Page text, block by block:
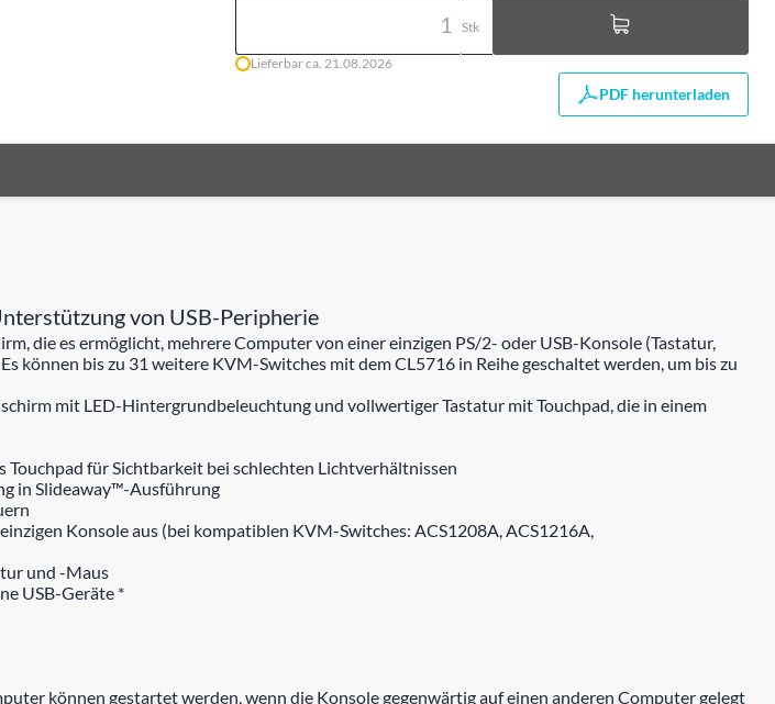
Stk
Lieferbar ca. 21.08.2026
PDF herunterladen
von USB-Peripherie
die es ermöglicht, mehrere Computer von einer einzigen PS/2- oder USB-Konsole (Tastatur,
können bis zu 31 weitere KVM-Switches mit dem CL5716 in Reihe geschaltet werden, um bis zu
mit LED-Hintergrundbeleuchtung und vollwertiger Tastatur mit Touchpad, die in einem
für Sichtbarkeit bei schlechten Lichtverhältnissen
in Slideaway™-Ausführung
Konsole aus (bei kompatiblen KVM-Switches: ACS1208A, ACS1216A,
und -Maus
USB-Geräte *
können gestartet werden, wenn die Konsole gegenwärtig auf einen anderen Computer gelegt